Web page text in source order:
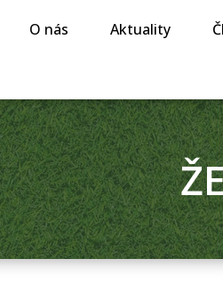
O nás Aktuality